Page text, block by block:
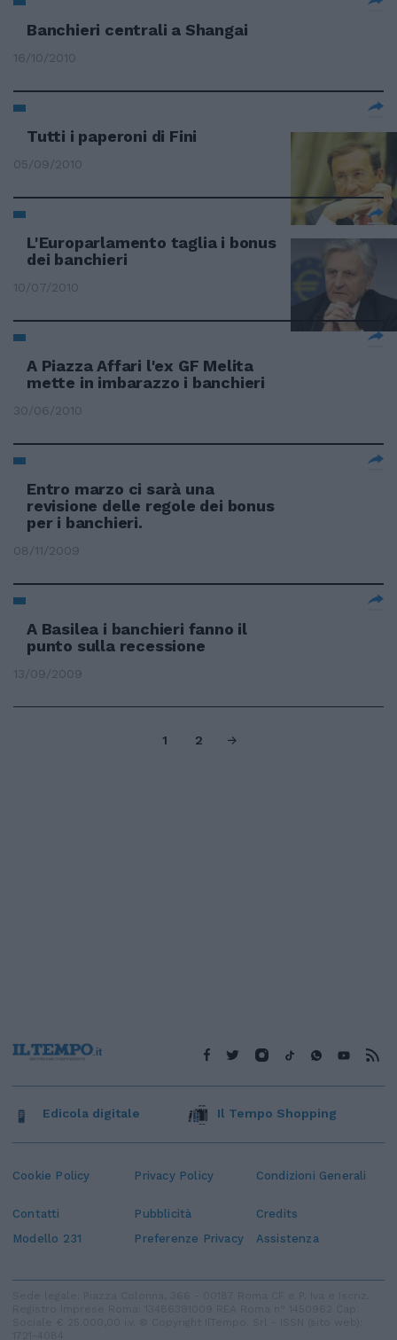
Banchieri centrali a Shangai
16/10/2010
Tutti i paperoni di Fini
05/09/2010
L'Europarlamento taglia i bonus
dei banchieri
10/07/2010
A Piazza Affari l'ex GF Melita
mette in imbarazzo i banchieri
30/06/2010
Entro marzo ci sarà una
revisione delle regole dei bonus
per i banchieri.
08/11/2009
A Basilea i banchieri fanno il
punto sulla recessione
13/09/2009
1 2
Cookie Policy Privacy Policy Condizioni Generali
Contatti Pubblicità
Credits
Modello 231
Preferenze Privacy Assistenza
Edicola digitale Il Tempo Shopping